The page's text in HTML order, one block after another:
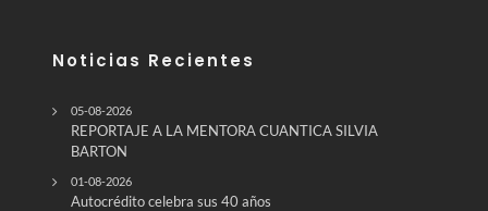
Noticias Recientes
05-08-2026
REPORTAJE A LA MENTORA CUANTICA SILVIA
BARTON
01-08-2026
Autocrédito celebra sus 40 años